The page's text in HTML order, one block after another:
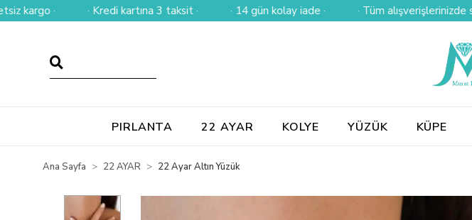
· · Kredi kartına 3 taksit · · 14 gün kolay iade · · Tüm alışverişlerinizde sigortalı
PIRLANTA 22 AYAR KOLYE YÜZÜK KÜPE
Ana Sayfa 22 AYAR 22 Ayar Altın Yüzük